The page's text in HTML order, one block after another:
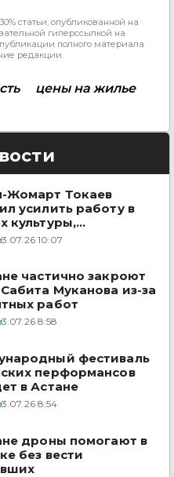
статьи, опубликованной на
гиперссылкой на
полного материала
редакции.
цены на жилье
Жомарт Токаев
усилить работу в
культуры,
и соцразвития
3.07.26 10:07
частично закроют
Муканова из-за
работ
3.07.26 8:58
фестиваль
перформансов
в Астане
3.07.26 8:54
дроны помогают в
без вести